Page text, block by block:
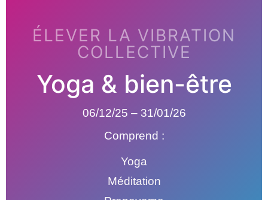
ÉLEVER LA VIBRATION
COLLECTIVE
Yoga & bien-être
06/12/25 – 31/01/26
Comprend :
Yoga
Méditation